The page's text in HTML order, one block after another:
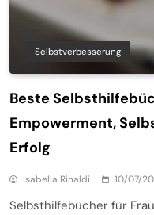
Selbstverbesserung
Beste
Empowerment,
Erfolg
Isabella Rinaldi 10/07/
Selbsthilfebücher für